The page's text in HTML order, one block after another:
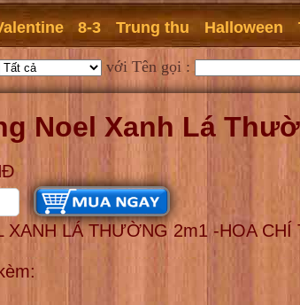
8-3 Trung thu Halloween
với Tên gọi :
Noel Xanh Lá
XANH LÁ THƯỜNG 2m1 -HOA CHÍ